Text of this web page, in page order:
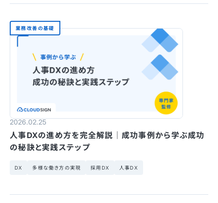
業務改善の基礎
2026.02.25
人事DXの進め方を完全解説｜成功事例から学ぶ成功
の秘訣と実践ステップ
DX 多様な働き方の実現 採用DX 人事DX